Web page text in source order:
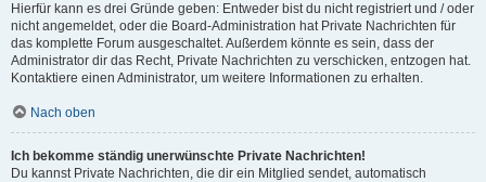
Hierfür kann es drei Gründe geben: Entweder bist du nicht registriert und / oder
nicht angemeldet, oder die Board-Administration hat Private Nachrichten für
das komplette Forum ausgeschaltet. Außerdem könnte es sein, dass der
Administrator dir das Recht, Private Nachrichten zu verschicken, entzogen hat.
Kontaktiere einen Administrator, um weitere Informationen zu erhalten.
Nach oben
Ich bekomme ständig unerwünschte Private Nachrichten!
Du kannst Private Nachrichten, die dir ein Mitglied sendet, automatisch